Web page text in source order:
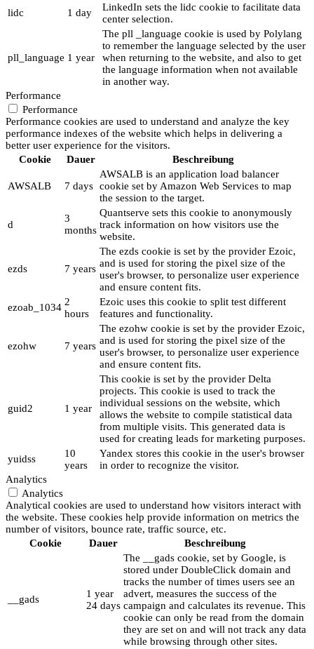
lidc
1 day
LinkedIn sets the lidc cookie to facilitate data
center selection.
pll_language 1 year
The pll _language cookie is used by Polylang
to remember the language selected by the user
when returning to the website, and also to get
the language information when not available
in another way.
Performance
Performance
Performance cookies are used to understand and analyze the key
performance indexes of the website which helps in delivering a
better user experience for the visitors.
Cookie
Dauer Beschreibung
AWSALB 7 days
AWSALB is an application load balancer
cookie set by Amazon Web Services to map
the session to the target.
d
3
months
Quantserve sets this cookie to anonymously
track information on how visitors use the
website.
ezds 7 years
The ezds cookie is set by the provider Ezoic,
and is used for storing the pixel size of the
user's browser, to personalize user experience
and ensure content fits.
ezoab_1034 2
hours
Ezoic uses this cookie to split test different
features and functionality.
ezohw 7 years
The ezohw cookie is set by the provider Ezoic,
and is used for storing the pixel size of the
user's browser, to personalize user experience
and ensure content fits.
guid2 1 year
This cookie is set by the provider Delta
projects. This cookie is used to track the
individual sessions on the website, which
allows the website to compile statistical data
from multiple visits. This generated data is
used for creating leads for marketing purposes.
yuidss
10
years
Yandex stores this cookie in the user's browser
in order to recognize the visitor.
Analytics
Analytics
Analytical cookies are used to understand how visitors interact with
the website. These cookies help provide information on metrics the
number of visitors, bounce rate, traffic source, etc.
Cookie
Dauer Beschreibung
__gads
1 year
24 days
The __gads cookie, set by Google, is
stored under DoubleClick domain and
tracks the number of times users see an
advert, measures the success of the
campaign and calculates its revenue. This
cookie can only be read from the domain
they are set on and will not track any data
while browsing through other sites.